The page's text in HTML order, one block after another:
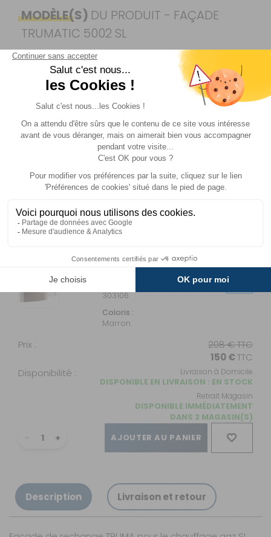
MODÈLE(S) DU PRODUIT - FAÇADE
TRUMATIC 5002 SL
grise
Référence :
303107
Coloris :Gris
- 20%
Prix : 208 €TTC
166,40 €TTC
Retrait magasin uniquement (maximum : 1)
Retrait Magasin
DANS 4 MAGASIN(S)
AJOUTER AU PANIER
303106
Coloris :
Marron
- 27%
Prix : 208 €TTC
150 €TTC
Disponibilité :
Livraison à Domicile
DISPONIBLE EN LIVRAISON : EN STOCK
Retrait Magasin
DISPONIBLE IMMÉDIATEMENT
DANS 2 MAGASIN(S)
AJOUTER AU PANIER
Description Livraison et retour